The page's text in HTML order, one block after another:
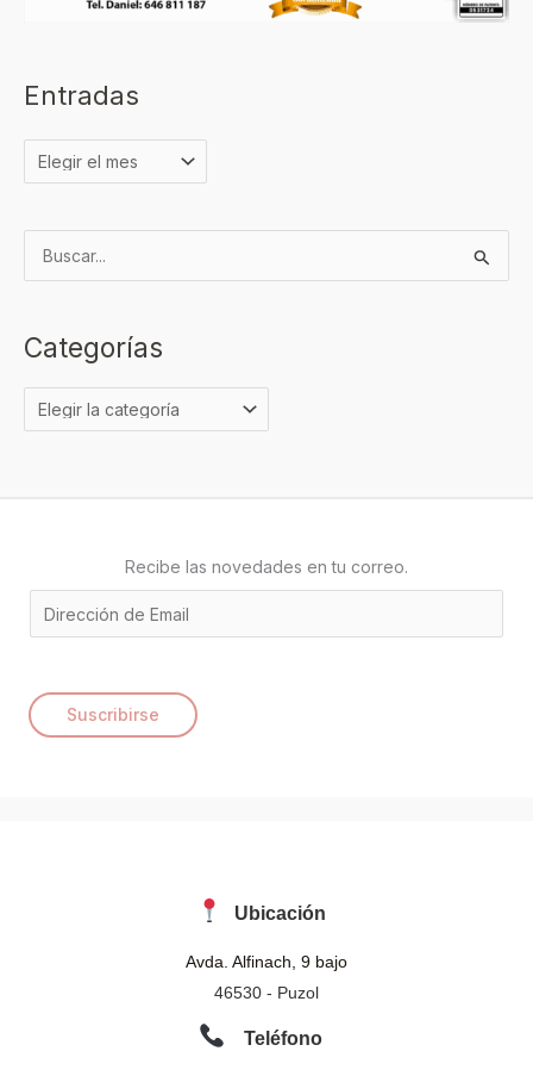
Entradas
c
a
r
Categorías
Recibe las novedades en tu correo.
m
i
l
Suscribirse
Ubicación
Avda. Alfinach, 9 bajo
46530 - Puzol
Teléfono